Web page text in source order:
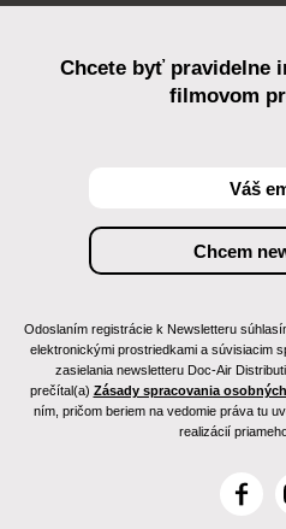
Chcete byť pravidelne
filmovom
Odoslaním registrácie k Newsletteru
elektronickými prostriedkami a súvisiacim
zasielania newsletteru Doc-Air
prečítal(a) Zásady spracovania
ním, pričom beriem na vedomie práva tu
realizácií
F